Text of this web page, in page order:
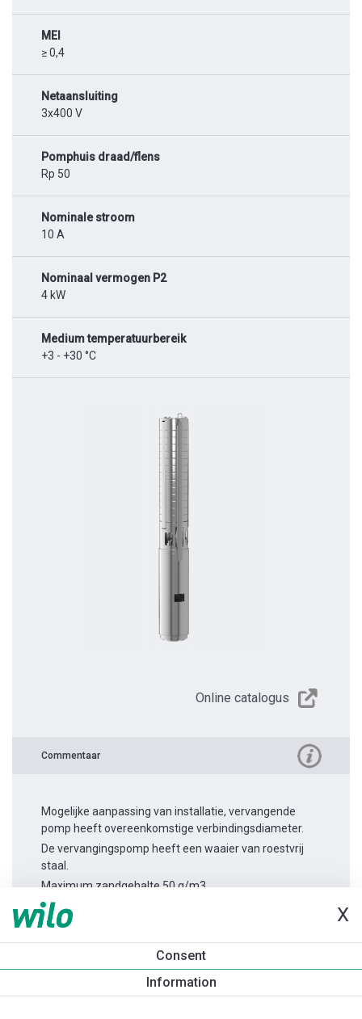
X
Consent
Information
MEI
≥ 0,4
Netaansluiting
3x400 V
Pomphuis draad/flens
Rp 50
Nominale stroom
10 A
Nominaal vermogen P2
4 kW
Medium temperatuurbereik
+3 - +30 °C
Online catalogus
Commentaar
Mogelijke aanpassing van installatie, vervangende
pomp heeft overeenkomstige verbindingsdiameter.
De vervangingspomp heeft een waaier van roestvrij
staal.
Maximum zandgehalte 50 g/m3.
Productinformatie